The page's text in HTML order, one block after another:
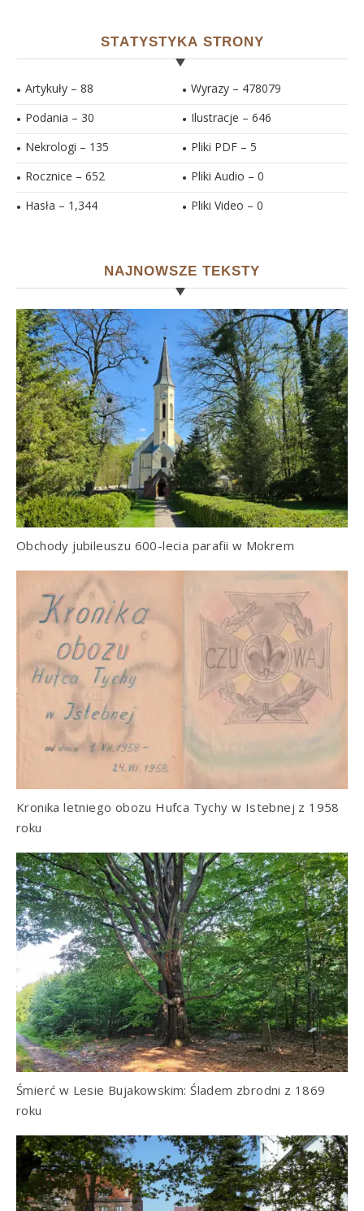
STATYSTYKA STRONY
Artykuły – 88
Podania – 30
Nekrologi – 135
Rocznice – 652
Hasła – 1,344
Wyrazy – 478079
Ilustracje – 646
Pliki PDF – 5
Pliki Audio – 0
Pliki Video – 0
NAJNOWSZE TEKSTY
Obchody jubileuszu 600-lecia parafii w Mokrem
Kronika letniego obozu Hufca Tychy w Istebnej z 1958
roku
Śmierć w Lesie Bujakowskim: Śladem zbrodni z 1869
roku